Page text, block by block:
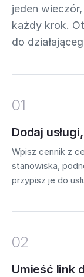
jeden
każdy krok.
do
01
Dodaj
Wpisz cennik z
stanowiska,
przypisz je do
02
Umieść link